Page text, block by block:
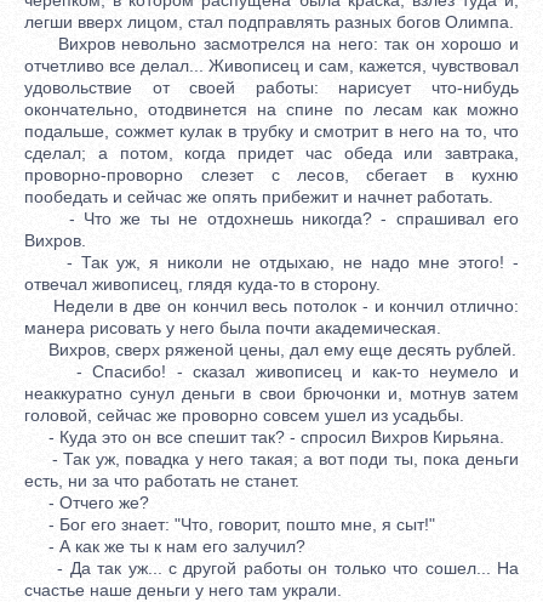
легши вверх лицом, стал подправлять разных богов Олимпа.
Вихров невольно засмотрелся на него: так он хорошо и
отчетливо все делал... Живописец и сам, кажется, чувствовал
удовольствие от своей работы: нарисует что-нибудь
окончательно, отодвинется на спине по лесам как можно
подальше, сожмет кулак в трубку и смотрит в него на то, что
сделал; а потом, когда придет час обеда или завтрака,
проворно-проворно слезет с лесов, сбегает в кухню
пообедать и сейчас же опять прибежит и начнет работать.
- Что же ты не отдохнешь никогда? - спрашивал его
Вихров.
- Так уж, я николи не отдыхаю, не надо мне этого! -
отвечал живописец, глядя куда-то в сторону.
Недели в две он кончил весь потолок - и кончил отлично:
манера рисовать у него была почти академическая.
Вихров, сверх ряженой цены, дал ему еще десять рублей.
- Спасибо! - сказал живописец и как-то неумело и
неаккуратно сунул деньги в свои брючонки и, мотнув затем
головой, сейчас же проворно совсем ушел из усадьбы.
- Куда это он все спешит так? - спросил Вихров Кирьяна.
- Так уж, повадка у него такая; а вот поди ты, пока деньги
есть, ни за что работать не станет.
- Отчего же?
- Бог его знает: "Что, говорит, пошто мне, я сыт!"
- А как же ты к нам его залучил?
- Да так уж... с другой работы он только что сошел... На
счастье наше деньги у него там украли.